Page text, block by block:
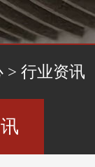
> 行业资讯